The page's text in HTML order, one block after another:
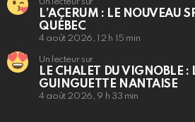
Un lecteur sur
L’ACERUM : LE NOUVEAU
QUÉBEC
4 août 2026, 12 h 15 min
Un lecteur sur
LE CHALET DU VIGNOBLE :
GUINGUETTE NANTAISE
4 août 2026, 9 h 33 min